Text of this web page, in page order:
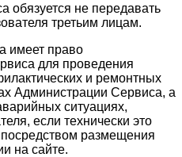
обязуется не передавать
третьим лицам.
имеет право
для проведения
и ремонтных
Администрации Сервиса, а
ситуациях,
если технически это
размещения
на сайте.